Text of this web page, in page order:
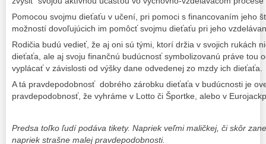
Pomocou svojmu dieťaťu v učení, pri pomoci s financovaním jeho
možností dovoľujúcich im pomôcť svojmu dieťaťu pri jeho
Rodičia budú vedieť, že aj oni sú tými, ktorí držia v svojich rukách
dieťaťa, ale aj svoju finančnú budúcnosť symbolizovanú práve tou
vyplácať v závislosti od výšky dane odvedenej zo mzdy ich dieťaťa.
A tá pravdepodobnosť dobrého zárobku dieťaťa v budúcnosti je
pravdepodobnosť, že vyhráme v Lotto či Športke, alebo v
Predsa toľko ľudí podáva tikety. Napriek veľmi maličkej, či skôr
napriek strašne malej pravdepodobnosti.